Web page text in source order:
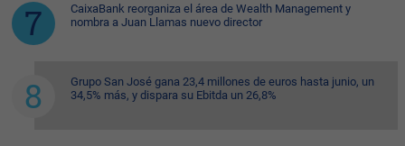
CaixaBank reorganiza el área de Wealth Management y
nombra a Juan Llamas nuevo director
Grupo San José gana 23,4 millones de euros hasta junio, un
34,5% más, y dispara su Ebitda un 26,8%